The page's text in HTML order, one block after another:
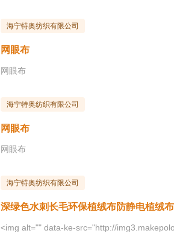
海宁特奥纺织有限公司
网眼布
网眼布
海宁特奥纺织有限公司
网眼布
网眼布
海宁特奥纺织有限公司
深绿色水刺长毛环保植绒布防静电植绒布